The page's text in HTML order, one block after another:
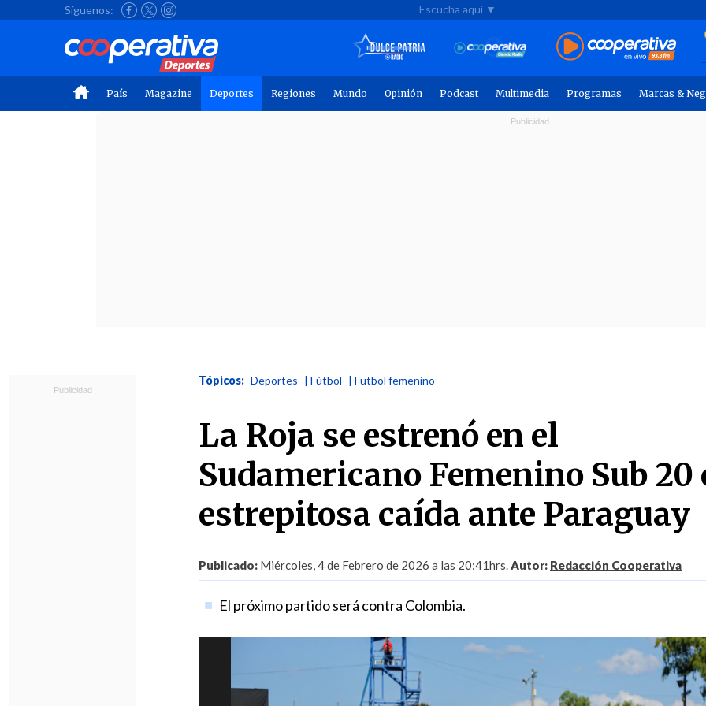
Síguenos: Escucha aquí ▼
País Magazine Deportes Regiones Mundo Opinión Podcast Multimedia Programas Marcas &
Tópicos: Deportes | Fútbol | Futbol femenino
La Roja se estrenó en el
Sudamericano Femenino Sub 20
estrepitosa caída ante Paraguay
Publicado: Miércoles, 4 de Febrero de 2026 a las 20:41hrs.Autor: Redacción Cooperativa
El próximo partido será contra Colombia.